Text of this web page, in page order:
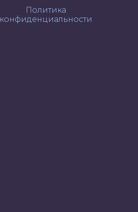
Политика
конфиденциальности